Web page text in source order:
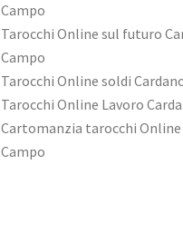
Campo
Tarocchi Online sul futuro
Campo
Tarocchi Online soldi
Tarocchi Online Lavoro
Cartomanzia tarocchi Online
Campo